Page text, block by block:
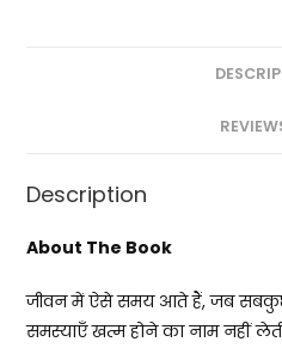
Description
About The Book
जीवन में ऐसे समय आते हैं, जब सबकुछ
समस्याएँ खत्म होने का नाम नहीं